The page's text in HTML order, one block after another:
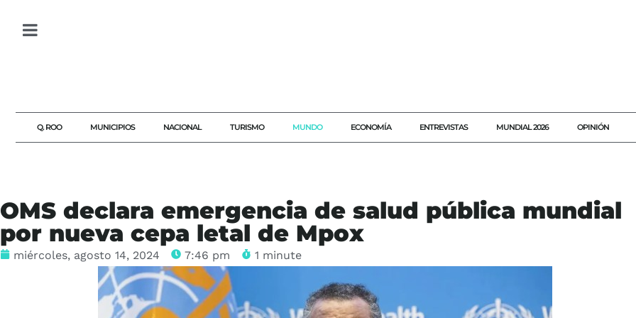
Q. ROO MUNICIPIOS NACIONAL TURISMO MUNDO ECONOMÍA ENTREVISTAS MUNDIAL 2026 OPINIÓN
OMS declara emergencia de salud pública mundial
por nueva cepa letal de Mpox
miércoles, agosto 14, 2024 7:46 pm 1 minute